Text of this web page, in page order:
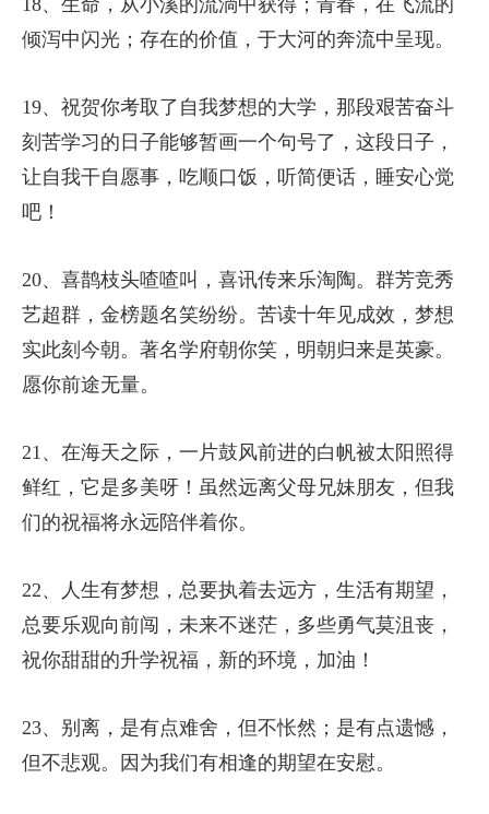
18、生命，从小溪的流淌中获得；青春，在飞流的
倾泻中闪光；存在的价值，于大河的奔流中呈现。
19、祝贺你考取了自我梦想的大学，那段艰苦奋斗
刻苦学习的日子能够暂画一个句号了，这段日子，
让自我干自愿事，吃顺口饭，听简便话，睡安心觉
吧！
20、喜鹊枝头喳喳叫，喜讯传来乐淘陶。群芳竞秀
艺超群，金榜题名笑纷纷。苦读十年见成效，梦想
实此刻今朝。著名学府朝你笑，明朝归来是英豪。
愿你前途无量。
21、在海天之际，一片鼓风前进的白帆被太阳照得
鲜红，它是多美呀！虽然远离父母兄妹朋友，但我
们的祝福将永远陪伴着你。
22、人生有梦想，总要执着去远方，生活有期望，
总要乐观向前闯，未来不迷茫，多些勇气莫沮丧，
祝你甜甜的升学祝福，新的环境，加油！
23、别离，是有点难舍，但不怅然；是有点遗憾，
但不悲观。因为我们有相逢的期望在安慰。